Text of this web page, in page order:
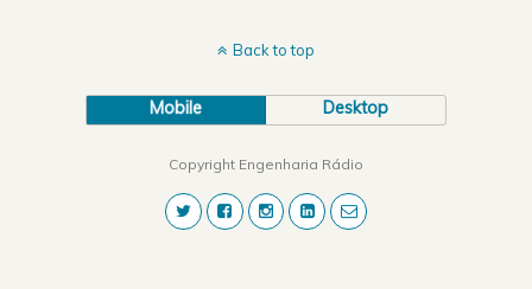
Back to top
Mobile Desktop
Copyright Engenharia Rádio